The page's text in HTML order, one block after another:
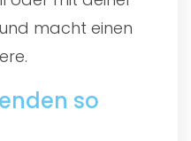
macht einen
so